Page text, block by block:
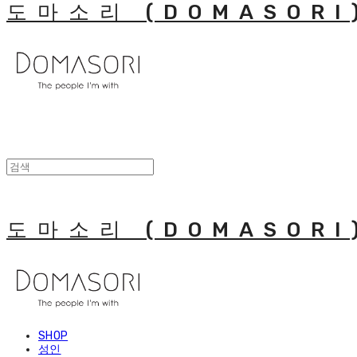
도마소리
도마소리
SHOP
성인